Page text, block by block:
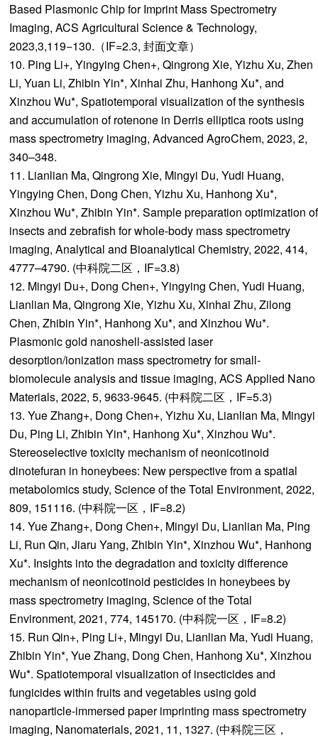
Based Plasmonic Chip for Imprint Mass Spectrometry
Imaging, ACS Agricultural Science & Technology,
2023,3,119−130.（IF=2.3, 封面文章）
10. Ping Li+, Yingying Chen+, Qingrong Xie, Yizhu Xu, Zhen
Li, Yuan Li, Zhibin Yin*, Xinhai Zhu, Hanhong Xu*, and
Xinzhou Wu*, Spatiotemporal visualization of the synthesis
and accumulation of rotenone in Derris elliptica roots using
mass spectrometry imaging, Advanced AgroChem, 2023, 2,
340–348.
11. Lianlian Ma, Qingrong Xie, Mingyi Du, Yudi Huang,
Yingying Chen, Dong Chen, Yizhu Xu, Hanhong Xu*,
Xinzhou Wu*, Zhibin Yin*. Sample preparation optimization of
insects and zebrafish for whole-body mass spectrometry
imaging, Analytical and Bioanalytical Chemistry, 2022, 414,
4777–4790. (中科院二区，IF=3.8)
12. Mingyi Du+, Dong Chen+, Yingying Chen, Yudi Huang,
Lianlian Ma, Qingrong Xie, Yizhu Xu, Xinhai Zhu, Zilong
Chen, Zhibin Yin*, Hanhong Xu*, and Xinzhou Wu*.
Plasmonic gold nanoshell-assisted laser
desorption/ionization mass spectrometry for small-
biomolecule analysis and tissue imaging, ACS Applied Nano
Materials, 2022, 5, 9633-9645. (中科院二区，IF=5.3)
13. Yue Zhang+, Dong Chen+, Yizhu Xu, Lianlian Ma, Mingyi
Du, Ping Li, Zhibin Yin*, Hanhong Xu*, Xinzhou Wu*.
Stereoselective toxicity mechanism of neonicotinoid
dinotefuran in honeybees: New perspective from a spatial
metabolomics study, Science of the Total Environment, 2022,
809, 151116. (中科院一区，IF=8.2)
14. Yue Zhang+, Dong Chen+, Mingyi Du, Lianlian Ma, Ping
Li, Run Qin, Jiaru Yang, Zhibin Yin*, Xinzhou Wu*, Hanhong
Xu*. Insights into the degradation and toxicity difference
mechanism of neonicotinoid pesticides in honeybees by
mass spectrometry imaging, Science of the Total
Environment, 2021, 774, 145170. (中科院一区，IF=8.2)
15. Run Qin+, Ping Li+, Mingyi Du, Lianlian Ma, Yudi Huang,
Zhibin Yin*, Yue Zhang, Dong Chen, Hanhong Xu*, Xinzhou
Wu*. Spatiotemporal visualization of insecticides and
fungicides within fruits and vegetables using gold
nanoparticle-immersed paper imprinting mass spectrometry
imaging, Nanomaterials, 2021, 11, 1327. (中科院三区，